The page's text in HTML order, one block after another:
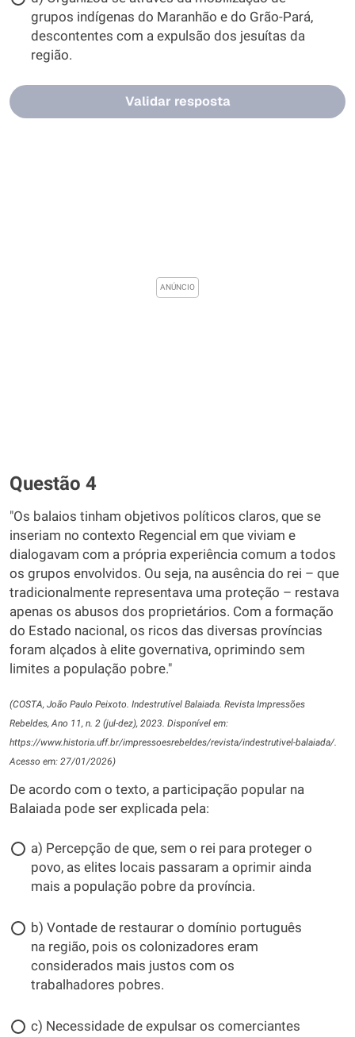
grupos indígenas do Maranhão e do Grão-Pará,
descontentes com a expulsão dos jesuítas da
região.
Validar resposta
Questão 4
"Os balaios tinham objetivos políticos claros, que se
inseriam no contexto Regencial em que viviam e
dialogavam com a própria experiência comum a todos
os grupos envolvidos. Ou seja, na ausência do rei – que
tradicionalmente representava uma proteção – restava
apenas os abusos dos proprietários. Com a formação
do Estado nacional, os ricos das diversas províncias
foram alçados à elite governativa, oprimindo sem
limites a população pobre."
(COSTA, João Paulo Peixoto. Indestrutível Balaiada. Revista Impressões
Rebeldes, Ano 11, n. 2 (jul-dez), 2023. Disponível em:
https://www.historia.uff.br/impressoesrebeldes/revista/indestrutivel-balaiada/.
Acesso em: 27/01/2026)
De acordo com o texto, a participação popular na
Balaiada pode ser explicada pela:
a) Percepção de que, sem o rei para proteger o
povo, as elites locais passaram a oprimir ainda
mais a população pobre da província.
b) Vontade de restaurar o domínio português
na região, pois os colonizadores eram
considerados mais justos com os
trabalhadores pobres.
c) Necessidade de expulsar os comerciantes